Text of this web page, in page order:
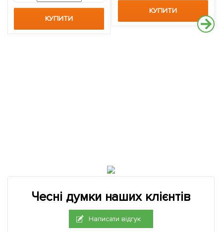
КУПИТИ
КУПИТИ
Чесні думки наших клієнтів
Написати відгук